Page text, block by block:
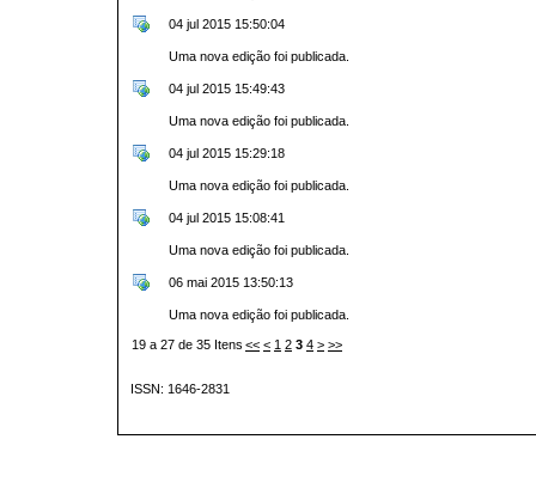
04 jul 2015 15:50:04
Uma nova edição foi publicada.
04 jul 2015 15:49:43
Uma nova edição foi publicada.
04 jul 2015 15:29:18
Uma nova edição foi publicada.
04 jul 2015 15:08:41
Uma nova edição foi publicada.
06 mai 2015 13:50:13
Uma nova edição foi publicada.
19 a 27 de 35 Itens << < 1 2 3 4 > >>
ISSN: 1646-2831